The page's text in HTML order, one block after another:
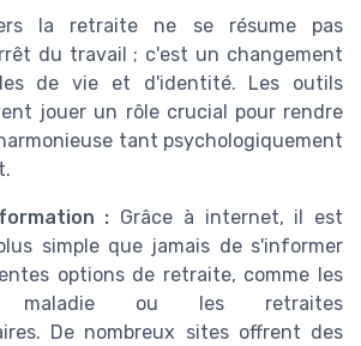
la retraite ne se résume pas
du travail ; c'est un changement
de vie et d'identité. Les outils
jouer un rôle crucial pour rendre
tant psychologiquement
: Grâce à internet, il est
simple que jamais de s'informer
options de retraite, comme les
maladie ou les retraites
De nombreux sites offrent des